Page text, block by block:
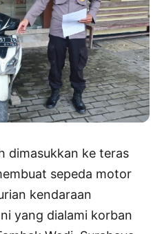
dimasukkan ke teras
sepeda motor
kendaraan
yang dialami korban